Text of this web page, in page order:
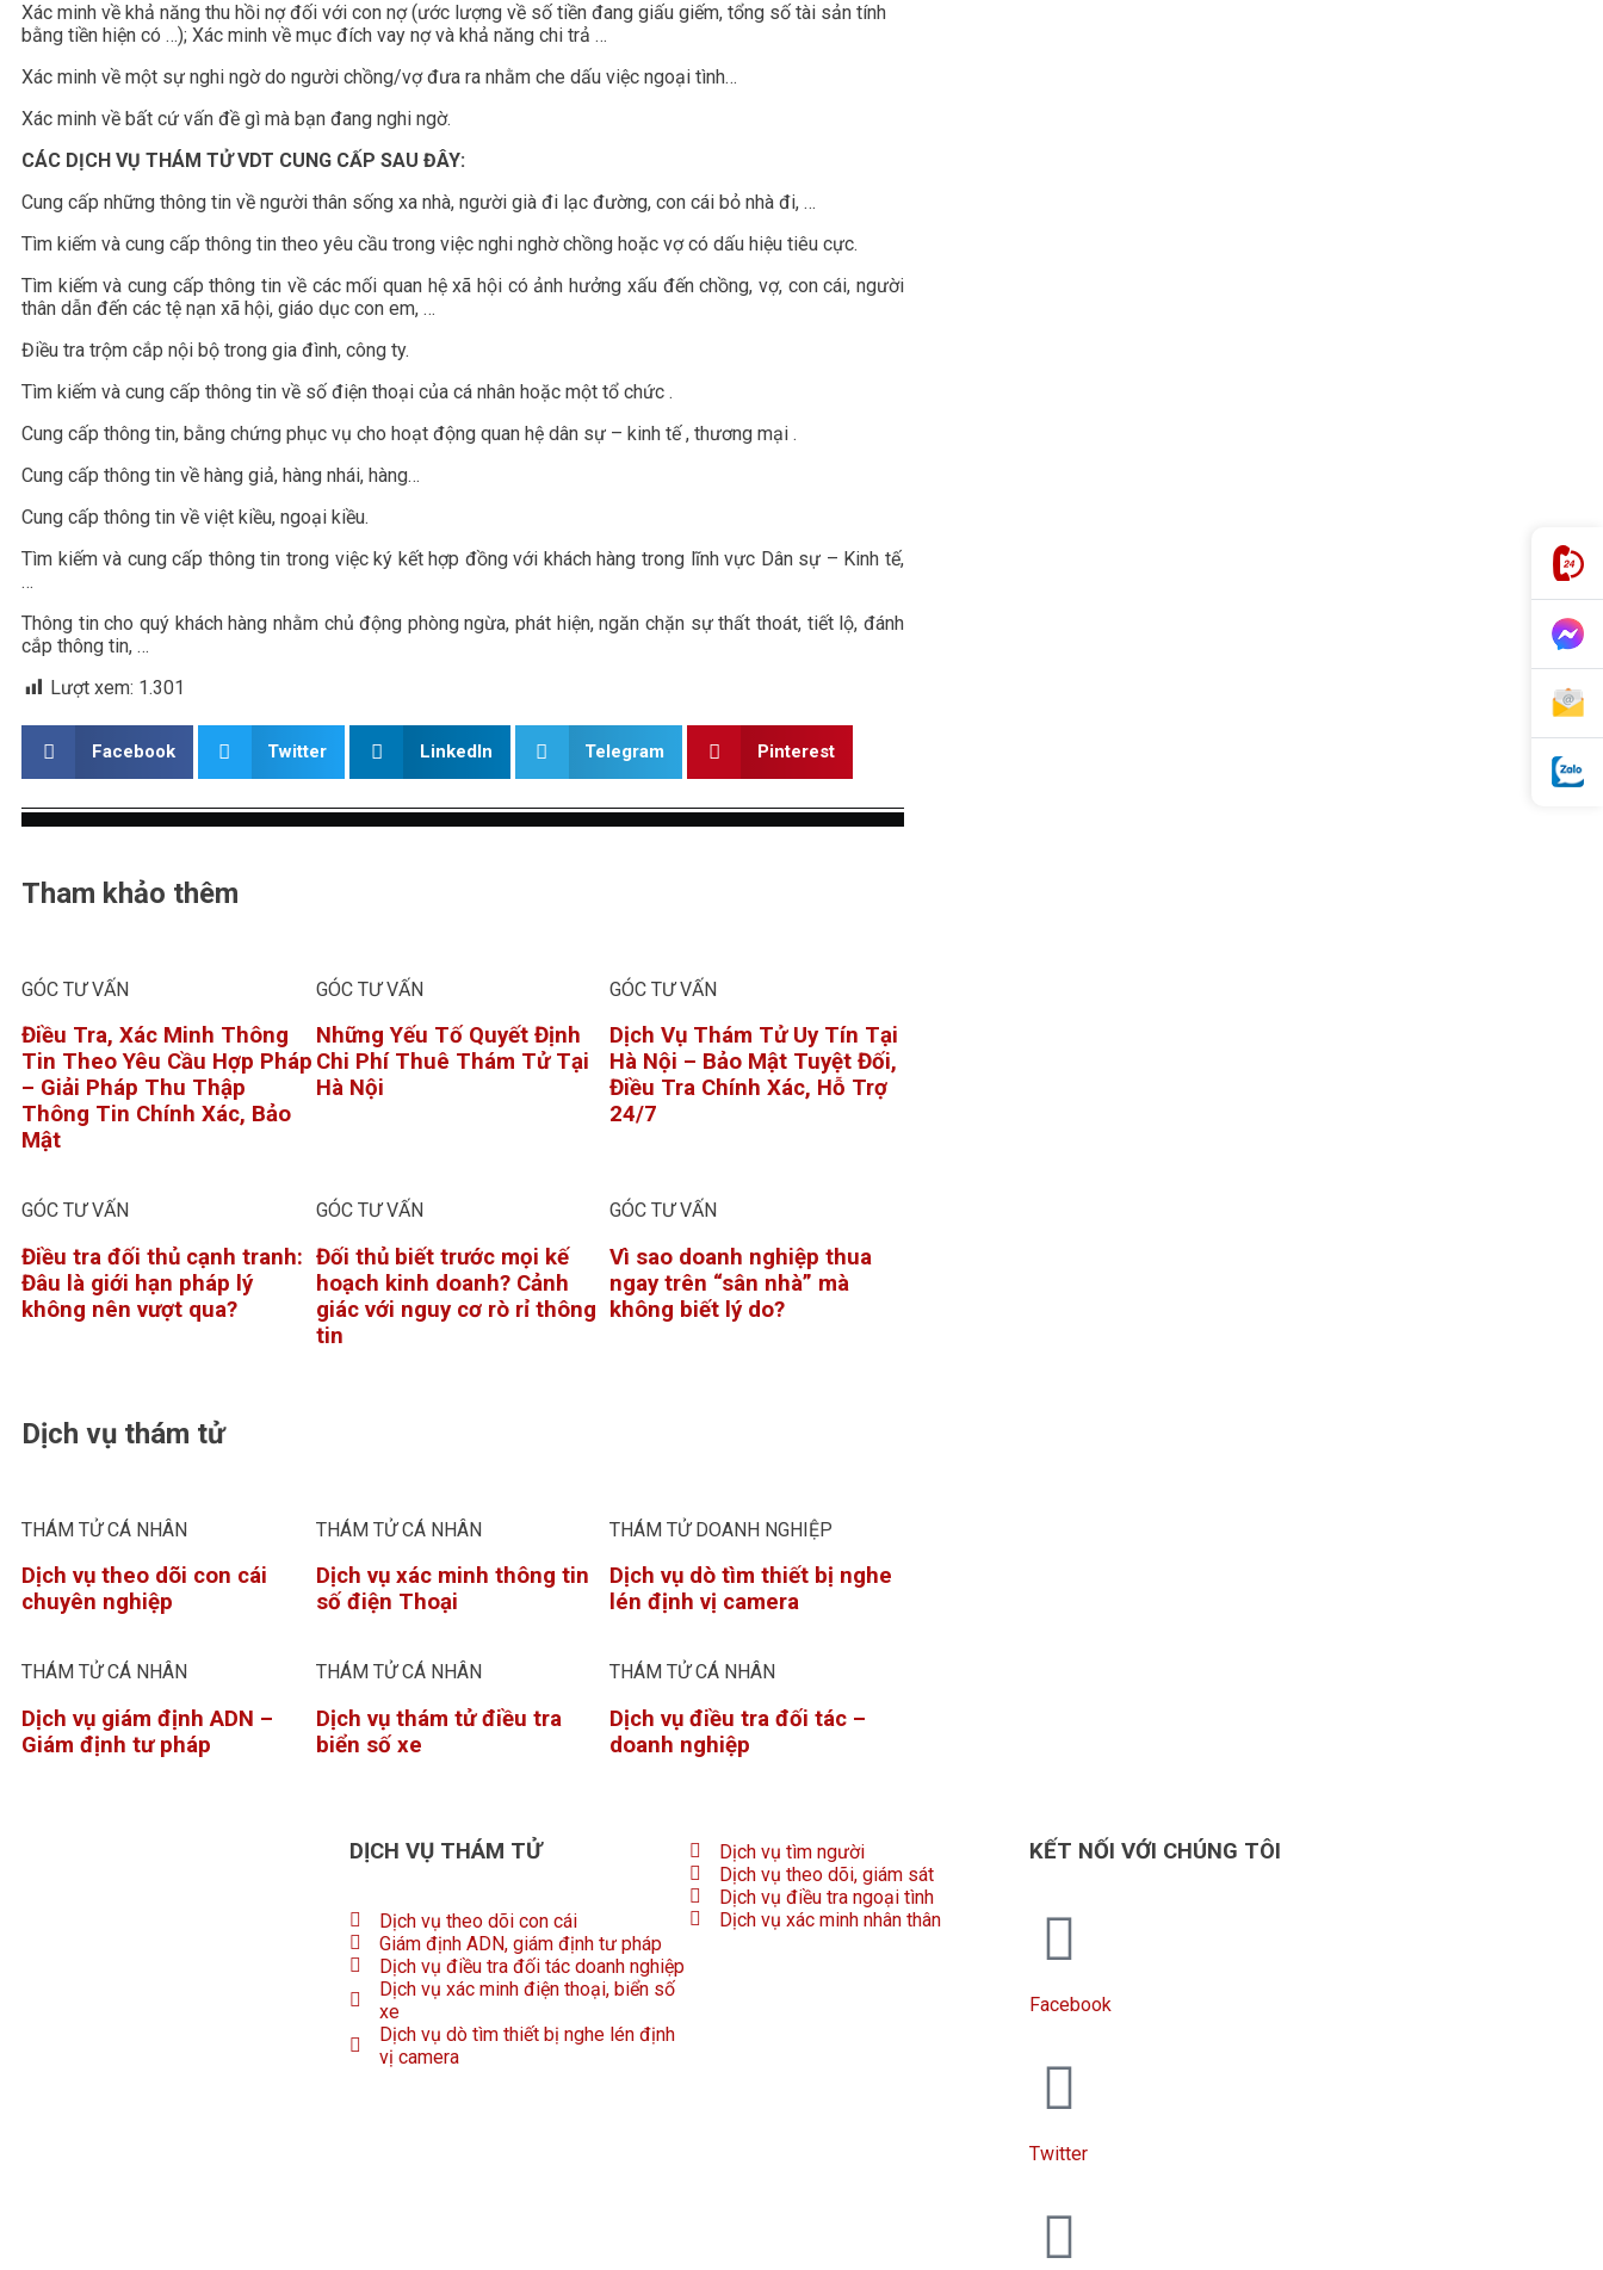
Xác minh về khả năng thu hồi nợ đối với con nợ (ước lượng về số tiền đang giấu giếm, tổng số tài sản tính
bằng tiền hiện có …); Xác minh về mục đích vay nợ và khả năng chi trả …
Xác minh về một sự nghi ngờ do người chồng/vợ đưa ra nhằm che dấu việc ngoại tình…
Xác minh về bất cứ vấn đề gì mà bạn đang nghi ngờ.
CÁC DỊCH VỤ THÁM TỬ VDT CUNG CẤP SAU ĐÂY:
Cung cấp những thông tin về người thân sống xa nhà, người già đi lạc đường, con cái bỏ nhà đi, …
Tìm kiếm và cung cấp thông tin theo yêu cầu trong việc nghi nghờ chồng hoặc vợ có dấu hiệu tiêu cực.
Tìm kiếm và cung cấp thông tin về các mối quan hệ xã hội có ảnh hưởng xấu đến chồng, vợ, con cái, người
thân dẫn đến các tệ nạn xã hội, giáo dục con em, …
Điều tra trộm cắp nội bộ trong gia đình, công ty.
Tìm kiếm và cung cấp thông tin về số điện thoại của cá nhân hoặc một tổ chức .
Cung cấp thông tin, bằng chứng phục vụ cho hoạt động quan hệ dân sự – kinh tế , thương mại .
Cung cấp thông tin về hàng giả, hàng nhái, hàng…
Cung cấp thông tin về việt kiều, ngoại kiều.
Tìm kiếm và cung cấp thông tin trong việc ký kết hợp đồng với khách hàng trong lĩnh vực Dân sự – Kinh tế,
…
Thông tin cho quý khách hàng nhằm chủ động phòng ngừa, phát hiện, ngăn chặn sự thất thoát, tiết lộ, đánh
cắp thông tin, …
Lượt xem: 1.301
Facebook Twitter LinkedIn Telegram Pinterest
Tham khảo thêm
GÓC TƯ VẤN
Điều Tra, Xác Minh Thông
Tin Theo Yêu Cầu Hợp Pháp
– Giải Pháp Thu Thập
Thông Tin Chính Xác, Bảo
Mật
GÓC TƯ VẤN
Những Yếu Tố Quyết Định
Chi Phí Thuê Thám Tử Tại
Hà Nội
GÓC TƯ VẤN
Dịch Vụ Thám Tử Uy Tín Tại
Hà Nội – Bảo Mật Tuyệt Đối,
Điều Tra Chính Xác, Hỗ Trợ
24/7
GÓC TƯ VẤN
Điều tra đối thủ cạnh tranh:
Đâu là giới hạn pháp lý
không nên vượt qua?
GÓC TƯ VẤN
Đối thủ biết trước mọi kế
hoạch kinh doanh? Cảnh
giác với nguy cơ rò rỉ thông
tin
GÓC TƯ VẤN
Vì sao doanh nghiệp thua
ngay trên “sân nhà” mà
không biết lý do?
Dịch vụ thám tử
THÁM TỬ CÁ NHÂN
Dịch vụ theo dõi con cái
chuyên nghiệp
THÁM TỬ CÁ NHÂN
Dịch vụ xác minh thông tin
số điện Thoại
THÁM TỬ DOANH NGHIỆP
Dịch vụ dò tìm thiết bị nghe
lén định vị camera
THÁM TỬ CÁ NHÂN
Dịch vụ giám định ADN –
Giám định tư pháp
THÁM TỬ CÁ NHÂN
Dịch vụ thám tử điều tra
biển số xe
THÁM TỬ CÁ NHÂN
Dịch vụ điều tra đối tác –
doanh nghiệp
DỊCH VỤ THÁM TỬ
Dịch vụ theo dõi con cái
Giám định ADN, giám định tư pháp
Dịch vụ điều tra đối tác doanh nghiệp
Dịch vụ xác minh điện thoại, biển số
xe
Dịch vụ dò tìm thiết bị nghe lén định
vị camera
Dịch vụ tìm người
Dịch vụ theo dõi, giám sát
Dịch vụ điều tra ngoại tình
Dịch vụ xác minh nhân thân
KẾT NỐI VỚI CHÚNG TÔI
Facebook
Twitter